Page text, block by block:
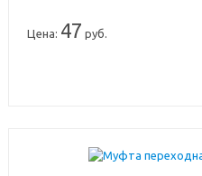
Цена: 47 руб.